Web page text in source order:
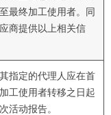
最终加工使用者。同
商提供以上相关信
指定的代理人应在首
工使用者转移之日起
活动报告。